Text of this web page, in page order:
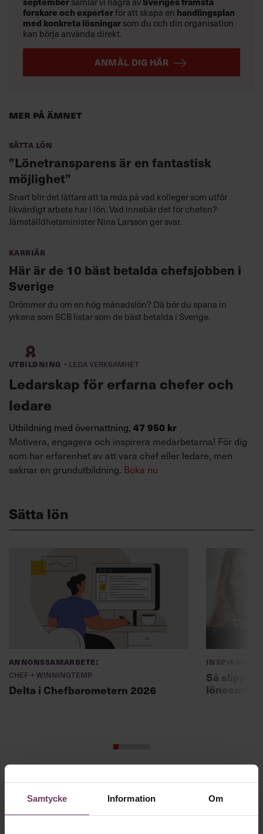
Samtycke Information Om
Mer på ämnet
Sätta lön
”Lönetransparens är en fantastisk
möjlighet”
Snart blir det lättare att ta reda på vad kolleger som utför
likvärdigt arbete har i lön. Vad innebär det för chefen?
Jämställdhetsminister Nina Larsson ger svar.
Karriär
Här är de 10 bäst betalda chefsjobben i
Sverige
Drömmer du om en hög månadslön? Då bör du spana in
yrkena som SCB listar som de bäst betalda i Sverige.
Utbildning · Leda verksamhet
Ledarskap för erfarna chefer och
ledare
Utbildning med övernattning, 47 950 kr
Motivera, engagera och inspirera medarbetarna! För dig
som har erfarenhet av att vara chef eller ledare, men
saknar en grundutbildning. Boka nu
forskare och experterför att skapa en handlingsplan
med konkreta lösningarsom du och din organisation
kan börja använda direkt.
ANMÄL DIG HÄR
Sätta lön
Annonssamarbete:
Chef + Winningtemp
Delta i Chefbarometern 2026
Inspiration
Så slipper
lönesamtal
Skriv som en vd med en
app